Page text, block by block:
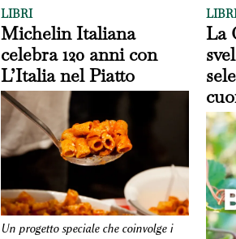
LIBRI
Michelin Italiana
celebra 120 anni con
L’Italia nel Piatto
Un progetto speciale che coinvolge i
La